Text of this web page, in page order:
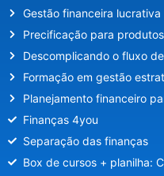
Gestão financeira lucrativa
Precificação para
Descomplicando o fluxo
Formação em gestão
Planejamento financeiro
Finanças 4you
Separação das finanças
Box de cursos + planilha: